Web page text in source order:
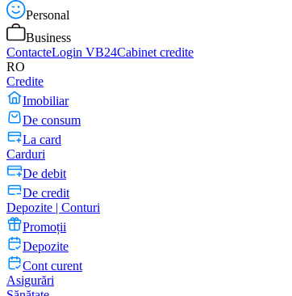
Personal
Business
ContacteLogin VB24Cabinet credite
RO
Credite
Imobiliar
De consum
La card
Carduri
De debit
De credit
Depozite | Conturi
Promoții
Depozite
Cont curent
Asigurări